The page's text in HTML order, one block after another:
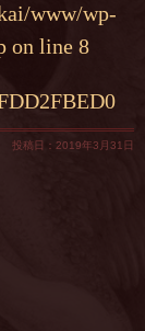
www/wp-
on line 8
投稿日：2019年3月31日